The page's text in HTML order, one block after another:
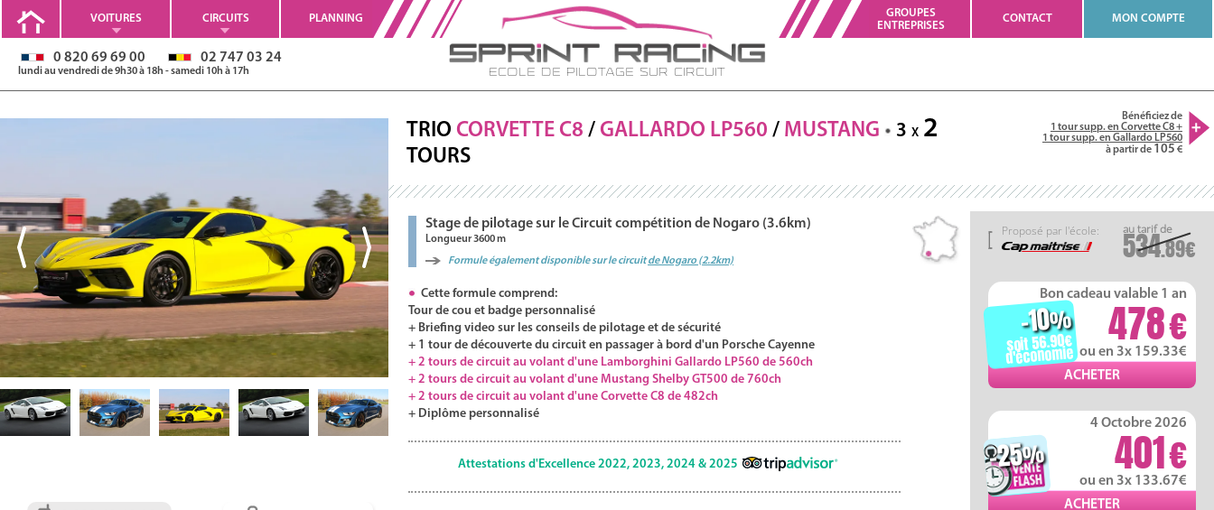
Ecole de Pilotage sur Circuit
VOITURES CIRCUITS PLANNING
GROUPES
ENTREPRISES
CONTACT MON COMPTE
0 820 69 69 00 02 747 03 24
lundi au vendredi de 9h30 à 18h - samedi 10h à 17h
Bénéficiez de
1 tour supp. en Corvette C8 +
1 tour supp. en Gallardo LP560
à partir de 105
TRIO CORVETTE C8 / GALLARDO LP560 / MUSTANG 3 X 2
TOURS
534.89
Proposé par l'école:
Bon cadeau valable 1 an
478
ou en 3x 159.33
-10%
soit 56.90
d'économie
4 Octobre 2026
401
ou en 3x 133.67
-25%
Stage de pilotage sur le Circuit compétition de Nogaro (3.6km)
Longueur 3600 m
Formule également disponible sur le circuitde Nogaro (2.2km)
Cette formule comprend:
Tour de cou et badge personnalisé
+ Briefing video sur les conseils de pilotage et de sécurité
+ 1 tour de découverte du circuit en passager à bord d'un Porsche Cayenne
+ 2 tours de circuit au volant d'une Lamborghini Gallardo LP560 de 560ch
+ 2 tours de circuit au volant d'une Mustang Shelby GT500 de 760ch
+ 2 tours de circuit au volant d'une Corvette C8 de 482ch
+ Diplôme personnalisé
Attestations d'Excellence 2022, 2023, 2024 & 2025